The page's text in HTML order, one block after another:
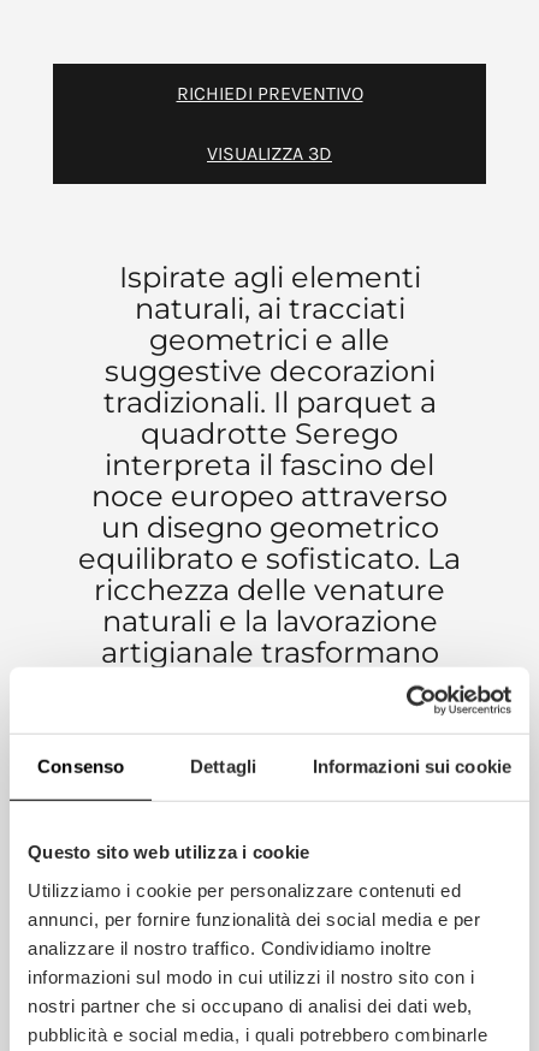
Consenso Dettagli Informazioni sui cookie
Questo sito web utilizza i cookie
Utilizziamo i cookie per personalizzare contenuti ed
annunci, per fornire funzionalità dei social media e per
analizzare il nostro traffico. Condividiamo inoltre
informazioni sul modo in cui utilizzi il nostro sito con i
nostri partner che si occupano di analisi dei dati web,
pubblicità e social media, i quali potrebbero combinarle
RICHIEDI PREVENTIVO
VISUALIZZA 3D
Ispirate agli elementi
naturali, ai tracciati
geometrici e alle
suggestive decorazioni
tradizionali. Il parquet a
quadrotte Serego
interpreta il fascino del
noce europeo attraverso
un disegno geometrico
equilibrato e sofisticato. La
ricchezza delle venature
naturali e la lavorazione
artigianale trasformano
ogni superficie in un
elemento d’arredo capace
di donare calore, eleganza
e stile contemporaneo agli
ambienti.
INFORMAZIONI EXTRA
DIMENSIONI PARQUET MULTISTRATO